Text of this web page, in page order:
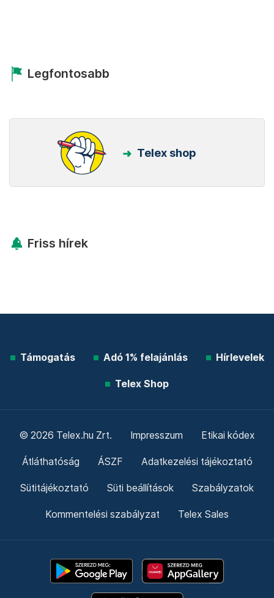
Legfontosabb
Telex shop
Friss hírek
Támogatás Adó 1% felajánlás Hírlevelek
Telex Shop
© 2026 Telex.hu Zrt. Impresszum Etikai kódex
Átláthatóság ÁSZF Adatkezelési tájékoztató
Sütitájékoztató Süti beállítások Szabályzatok
Kommentelési szabályzat Telex Sales